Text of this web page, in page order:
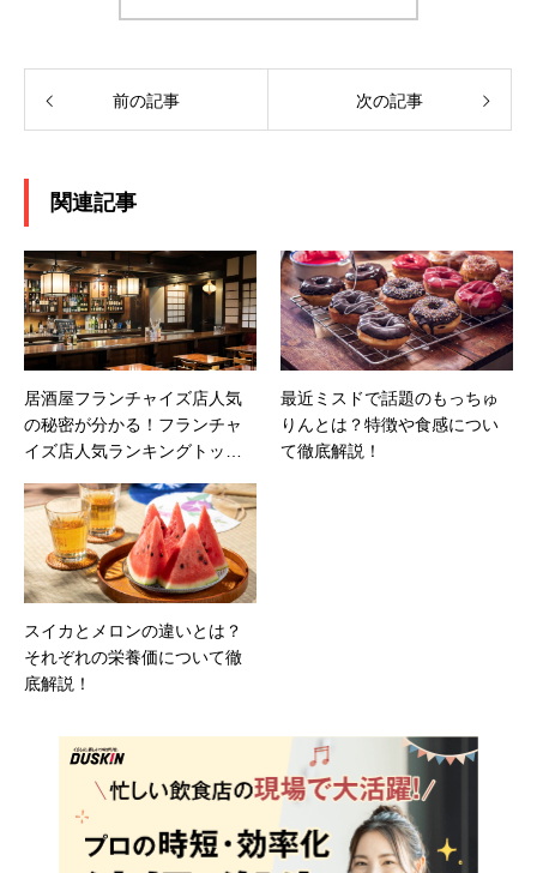
前の記事 次の記事
関連記事
居酒屋フランチャイズ店人気
の秘密が分かる！フランチャ
イズ店人気ランキングトップ1
最近ミスドで話題のもっちゅ
りんとは？特徴や食感につい
て徹底解説！
スイカとメロンの違いとは？
それぞれの栄養価について徹
底解説！